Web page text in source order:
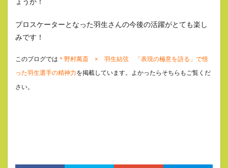
プロスケーターとなった羽生さんの今後の活躍がとても楽し
みです！
このブログでは ＊野村萬斎 × 羽生結弦 「表現の極意を語る」で悟
った羽生選手の精神力を掲載しています。よかったらそちらもご覧くだ
さい。